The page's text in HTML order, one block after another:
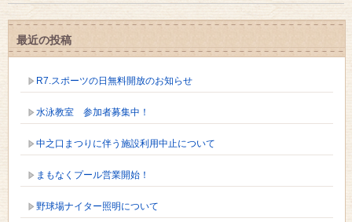
最近の投稿
R7.スポーツの日無料開放のお知らせ
水泳教室 参加者募集中！
中之口まつりに伴う施設利用中止について
まもなくプール営業開始！
野球場ナイター照明について